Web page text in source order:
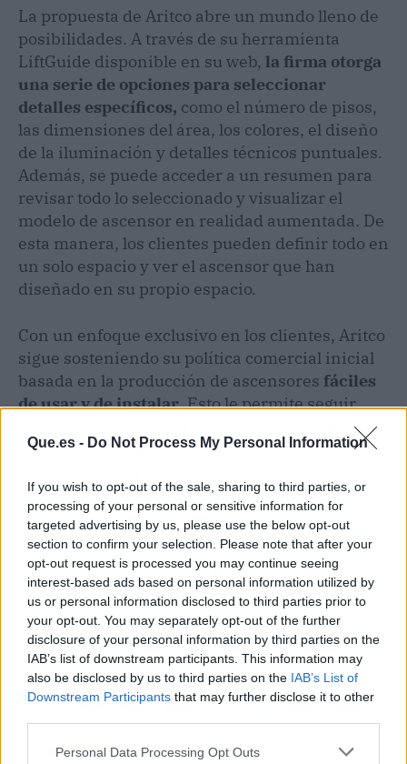
Que.es - Do Not Process My Personal Information
If you wish to opt-out of the sale, sharing to third parties, or
processing of your personal or sensitive information for
targeted advertising by us, please use the below opt-out
section to confirm your selection. Please note that after your
opt-out request is processed you may continue seeing
interest-based ads based on personal information utilized by
us or personal information disclosed to third parties prior to
your opt-out. You may separately opt-out of the further
disclosure of your personal information by third parties on the
IAB’s list of downstream participants. This information may
also be disclosed by us to third parties on the IAB’s List of
Downstream Participants that may further disclose it to other
Personal Data Processing Opt Outs
La propuesta de Aritco abre un mundo lleno de
posibilidades. A través de su herramienta
LiftGuide disponible en su web, la firma otorga
una serie de opciones para seleccionar
detalles específicos, como el número de pisos,
las dimensiones del área, los colores, el diseño
de la iluminación y detalles técnicos puntuales.
Además, se puede acceder a un resumen para
revisar todo lo seleccionado y visualizar el
modelo de ascensor en realidad aumentada. De
esta manera, los clientes pueden definir todo en
un solo espacio y ver el ascensor que han
diseñado en su propio espacio.
Con un enfoque exclusivo en los clientes, Aritco
sigue sosteniendo su política comercial inicial
basada en la producción de ascensores fáciles
de usar y de instalar. Esto le permite seguir
presencia en 40 países y una producción
aproximadamente .
Artículo anterior
¿Cuáles son las
propiedades y los
beneficios de la vitamina
D?, por DR. SOLUTION
Artículo siguiente
Maneras de cancelar la
multipropiedad, según
ASCOE